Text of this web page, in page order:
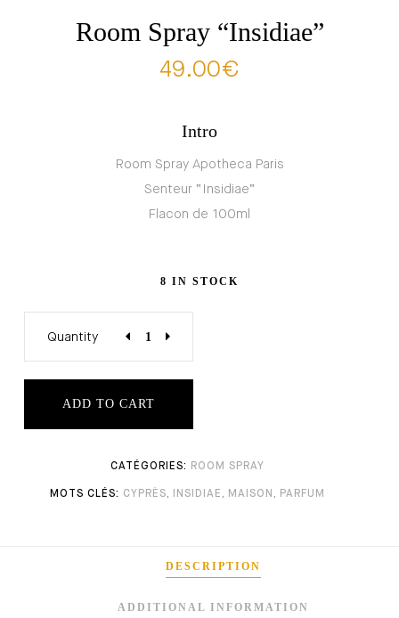
Room Spray “Insidiae”
49.00€
Intro
Room Spray Apotheca Paris
Senteur “Insidiae”
Flacon de 100ml
8 IN STOCK
Quantity
ADD TO CART
ROOM SPRAY
CYPRÈS, INSIDIAE , MAISON , PARFUM
DESCRIPTION
ADDITIONAL INFORMATION